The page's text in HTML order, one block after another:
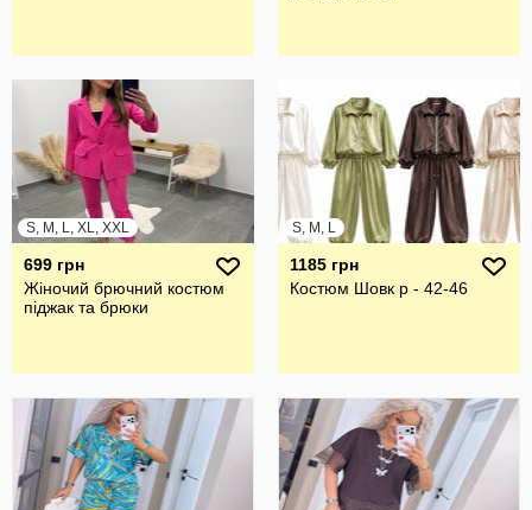
S, M, L, XL, XXL
699 грн
Жіночий брючний костюм
піджак та брюки
S, M, L
1185 грн
Костюм Шовк р - 42-46